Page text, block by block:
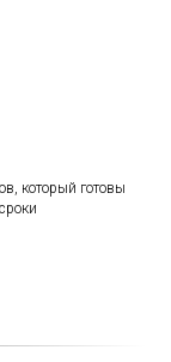
который готовы